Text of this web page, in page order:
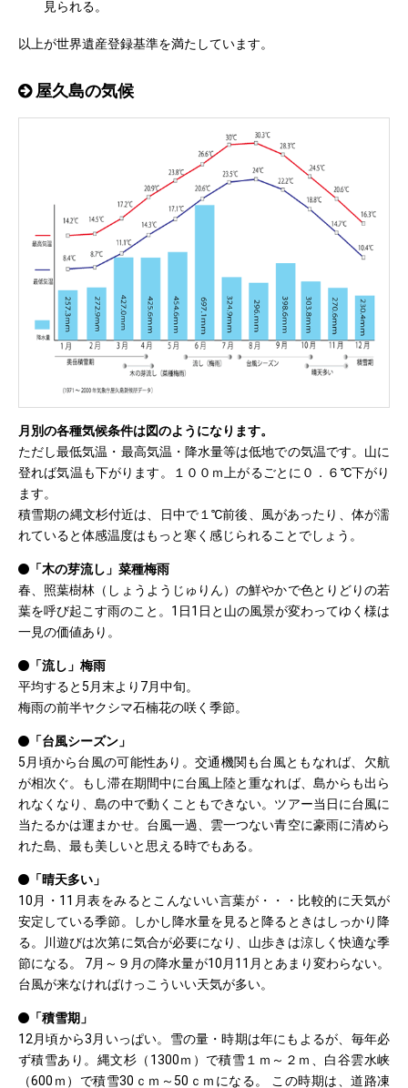
見られる。
以上が世界遺産登録基準を満たしています。
屋久島の気候
月別の各種気候条件は図のようになります。
ただし最低気温・最高気温・降水量等は低地での気温です。山に
登れば気温も下がります。１００ｍ上がるごとに０．６℃下がり
ます。
積雪期の縄文杉付近は、日中で１℃前後、風があったり、体が濡
れていると体感温度はもっと寒く感じられることでしょう。
「木の芽流し」菜種梅雨
春、照葉樹林（しょうようじゅりん）の鮮やかで色とりどりの若
葉を呼び起こす雨のこと。1日1日と山の風景が変わってゆく様は
一見の価値あり。
「流し」梅雨
平均すると5月末より7月中旬。
梅雨の前半ヤクシマ石楠花の咲く季節。
「台風シーズン」
5月頃から台風の可能性あり。交通機関も台風ともなれば、欠航
が相次ぐ。もし滞在期間中に台風上陸と重なれば、島からも出ら
れなくなり、島の中で動くこともできない。ツアー当日に台風に
当たるかは運まかせ。台風一過、雲一つない青空に豪雨に清めら
れた島、最も美しいと思える時でもある。
「晴天多い」
10月・11月表をみるとこんないい言葉が・・・比較的に天気が
安定している季節。しかし降水量を見ると降るときはしっかり降
る。川遊びは次第に気合が必要になり、山歩きは涼しく快適な季
節になる。 7月～９月の降水量が10月11月とあまり変わらない。
台風が来なければけっこういい天気が多い。
「積雪期」
12月頃から3月いっぱい。雪の量・時期は年にもよるが、毎年必
ず積雪あり。縄文杉（1300ｍ）で積雪１ｍ～２ｍ、白谷雲水峡
（600ｍ）で積雪30ｃｍ～50ｃｍになる。 この時期は、道路凍